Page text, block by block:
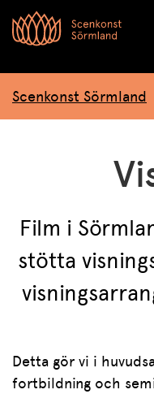
Scenkonst Sörmland
Film i
stötta
Detta gör vi i
fortbildning och